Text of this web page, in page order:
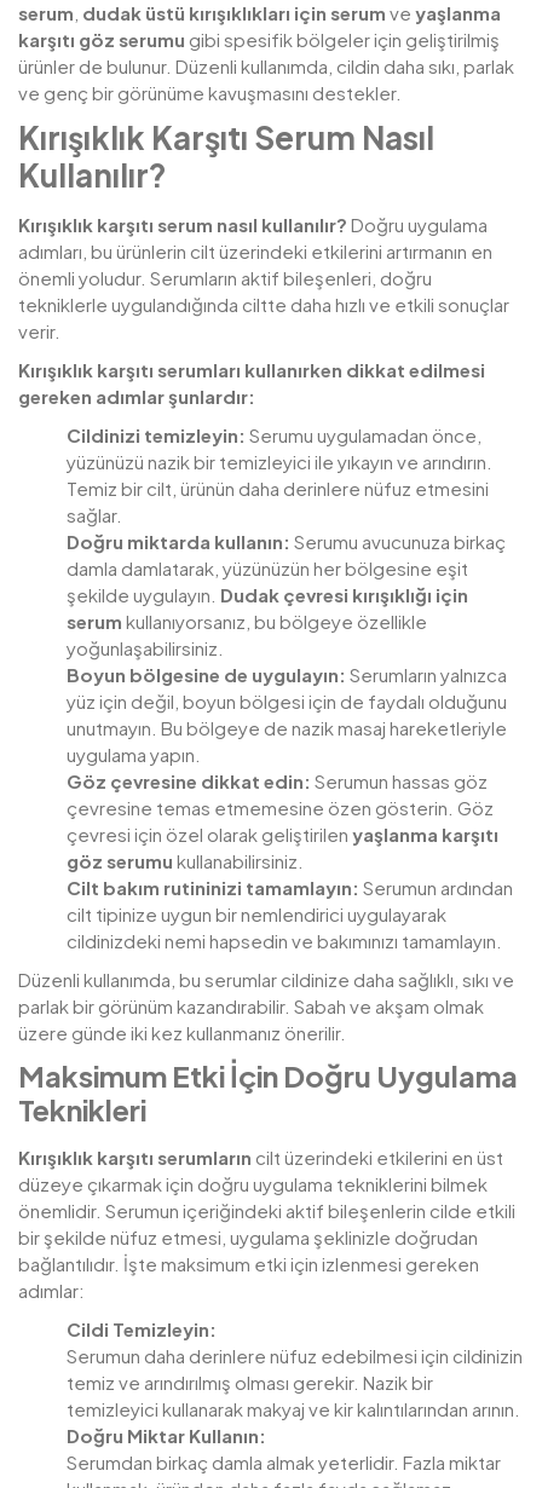
serum dudak üstü kırışıklıkları için serum ve yaşlanma
karşıtı göz serumu gibi spesifik bölgeler için geliştirilmiş
ürünler de bulunur. Düzenli kullanımda, cildin daha sıkı, parlak
ve genç bir görünüme kavuşmasını destekler.
Kırışıklık Karşıtı Serum Nasıl
Kullanılır?
Kırışıklık karşıtı serum nasıl kullanılır? Doğru uygulama
adımları, bu ürünlerin cilt üzerindeki etkilerini artırmanın en
önemli yoludur. Serumların aktif bileşenleri, doğru
tekniklerle uygulandığında ciltte daha hızlı ve etkili sonuçlar
verir.
Kırışıklık karşıtı serumları kullanırken dikkat edilmesi
gereken adımlar şunlardır:
Cildinizi temizleyin: Serumu uygulamadan önce,
yüzünüzü nazik bir temizleyici ile yıkayın ve arındırın.
Temiz bir cilt, ürünün daha derinlere nüfuz etmesini
sağlar.
Doğru miktarda kullanın: Serumu avucunuza birkaç
damla damlatarak, yüzünüzün her bölgesine eşit
şekilde uygulayın. Dudak çevresi kırışıklığı için
serum kullanıyorsanız, bu bölgeye özellikle
yoğunlaşabilirsiniz.
Boyun bölgesine de uygulayın: Serumların yalnızca
yüz için değil, boyun bölgesi için de faydalı olduğunu
unutmayın. Bu bölgeye de nazik masaj hareketleriyle
uygulama yapın.
Göz çevresine dikkat edin: Serumun hassas göz
çevresine temas etmemesine özen gösterin. Göz
çevresi için özel olarak geliştirilen yaşlanma karşıtı
göz serumu kullanabilirsiniz.
Cilt bakım rutininizi tamamlayın: Serumun ardından
cilt tipinize uygun bir nemlendirici uygulayarak
cildinizdeki nemi hapsedin ve bakımınızı tamamlayın.
Düzenli kullanımda, bu serumlar cildinize daha sağlıklı, sıkı ve
parlak bir görünüm kazandırabilir. Sabah ve akşam olmak
üzere günde iki kez kullanmanız önerilir.
Maksimum Etki İçin Doğru Uygulama
Teknikleri
Kırışıklık karşıtı serumların cilt üzerindeki etkilerini en üst
düzeye çıkarmak için doğru uygulama tekniklerini bilmek
önemlidir. Serumun içeriğindeki aktif bileşenlerin cilde etkili
bir şekilde nüfuz etmesi, uygulama şeklinizle doğrudan
bağlantılıdır. İşte maksimum etki için izlenmesi gereken
adımlar:
Cildi Temizleyin:
Serumun daha derinlere nüfuz edebilmesi için cildinizin
temiz ve arındırılmış olması gerekir. Nazik bir
temizleyici kullanarak makyaj ve kir kalıntılarından arının.
Doğru Miktar Kullanın:
Serumdan birkaç damla almak yeterlidir. Fazla miktar